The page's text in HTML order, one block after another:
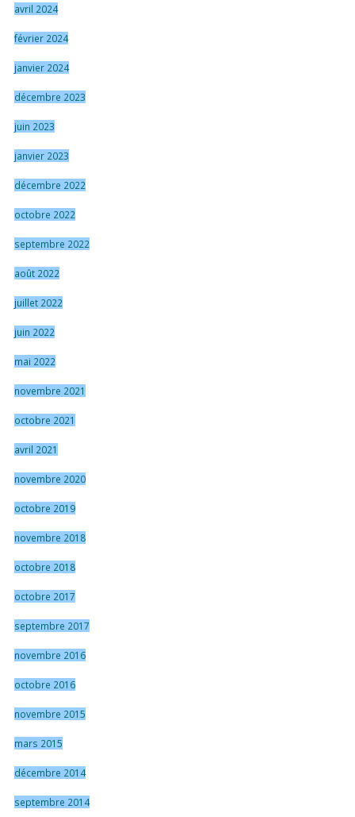
avril 2024
février 2024
janvier 2024
décembre 2023
juin 2023
janvier 2023
décembre 2022
octobre 2022
septembre 2022
août 2022
juillet 2022
juin 2022
mai 2022
novembre 2021
octobre 2021
avril 2021
novembre 2020
octobre 2019
novembre 2018
octobre 2018
octobre 2017
septembre 2017
novembre 2016
octobre 2016
novembre 2015
mars 2015
décembre 2014
septembre 2014